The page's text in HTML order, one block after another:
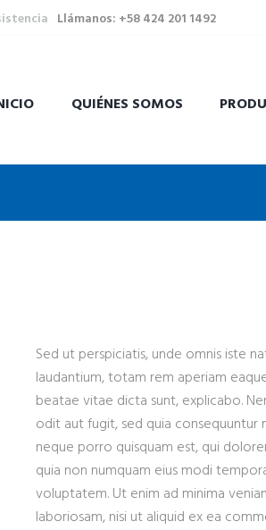
Llámanos: +58 424 201 1492
QUIÉNES SOMOS
Sed ut perspiciatis, unde omnis iste
laudantium, totam rem aperiam
beatae vitae dicta sunt, explicabo.
odit aut fugit, sed quia
neque porro quisquam est, qui
quia non numquam eius modi
voluptatem. Ut enim ad minima
laboriosam, nisi ut aliquid ex ea